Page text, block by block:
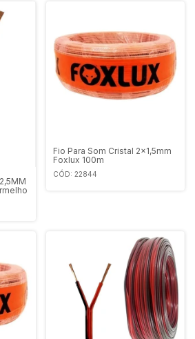
Fio Para Som Cristal 2x1,5mm
Foxlux 100m
CÓD: 22844